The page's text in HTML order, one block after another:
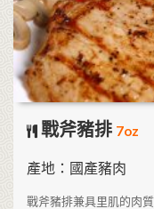
戰斧豬排 7oz
產地：國產豬肉
戰斧豬排兼具里肌的肉